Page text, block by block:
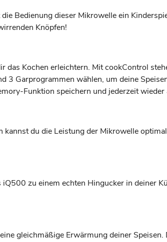
Bedienung dieser Mikrowelle ein
Knöpfen!
das Kochen erleichtern. Mit cookControl
Garprogrammen wählen, um deine
Funktion speichern und jederzeit wieder
du die Leistung der Mikrowelle
zu einem echten Hingucker in deiner
gleichmäßige Erwärmung deiner